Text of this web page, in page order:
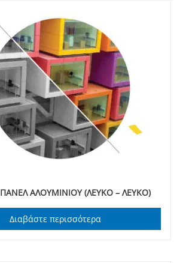
ΑΛΟΥΜΙΝΙΟΥ (ΛΕΥΚΟ – ΛΕΥΚΟ)
Διαβάστε περισσότερα